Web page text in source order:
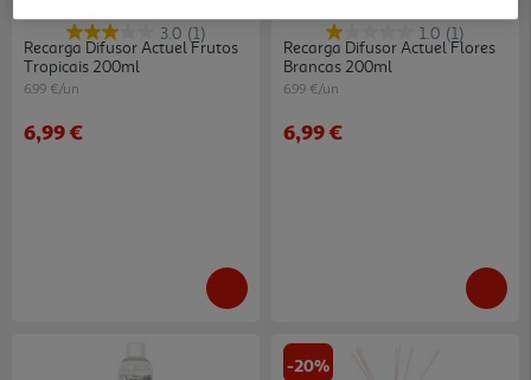
3.0 (1)
Recarga Difusor Actuel Frutos
Tropicais 200ml
6.99 €/un
6,99 €
1.0 (1)
Recarga Difusor Actuel Flores
Brancas 200ml
6.99 €/un
6,99 €
-20%